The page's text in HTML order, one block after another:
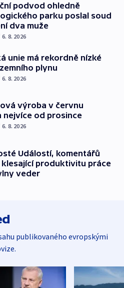
podvod ohledně
parku poslal soud
dva muže
6. 8. 2026
unie má rekordně nízké
plynu
6. 8. 2026
výroba v červnu
nejvíce od prosince
6. 8. 2026
Událostí, komentářů
klesající produktivitu práce
veder
publikovaného evropskými